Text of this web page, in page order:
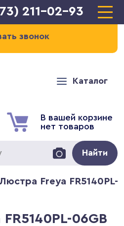
211-02-93
звонок
Каталог
В вашей корзине
нет товаров
Найти
Люстра Freya FR5140PL-
06GB